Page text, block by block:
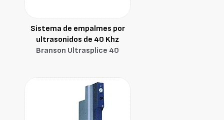
Sistema de empalmes por
ultrasonidos de 40 Khz
Branson Ultrasplice 40